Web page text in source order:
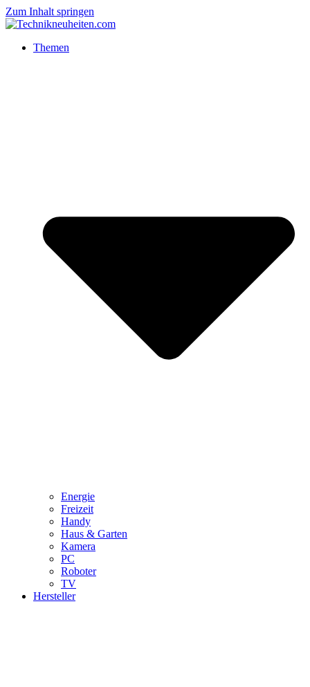
Zum Inhalt springen
Themen
Energie
Freizeit
Handy
Haus & Garten
Kamera
PC
Roboter
TV
Hersteller